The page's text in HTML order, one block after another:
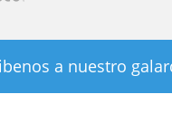
a nuestro